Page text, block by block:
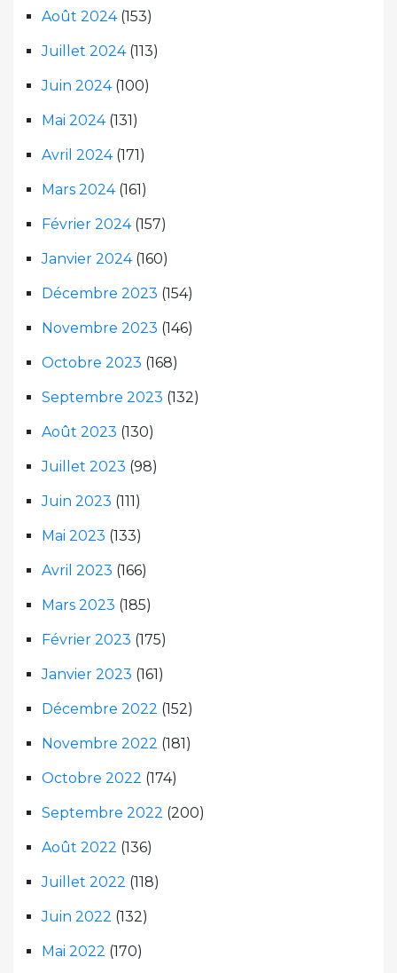
Août 2024(153)
Juillet 2024(113)
Juin 2024(100)
Mai 2024(131)
Avril 2024(171)
Mars 2024(161)
Février 2024(157)
Janvier 2024(160)
Décembre 2023 (154)
Novembre 2023 (146)
Octobre 2023 (168)
Septembre 2023 (132)
Août 2023 (130)
Juillet 2023 (98)
Juin 2023 (111)
Mai 2023 (133)
Avril 2023 (166)
Mars 2023 (185)
Février 2023 (175)
Janvier 2023 (161)
Décembre 2022 (152)
Novembre 2022 (181)
Octobre 2022 (174)
Septembre 2022 (200)
Août 2022 (136)
Juillet 2022 (118)
Juin 2022 (132)
Mai 2022 (170)